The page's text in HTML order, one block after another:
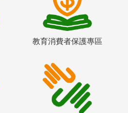
教育消費者保護專區